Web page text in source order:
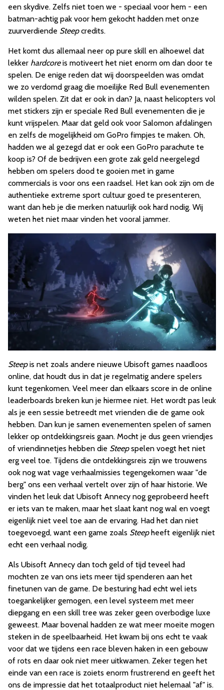
een skydive. Zelfs niet toen we - speciaal voor hem - een
batman-achtig pak voor hem gekocht hadden met onze
zuurverdiende Steepcredits.
Het komt dus allemaal neer op pure skill en alhoewel dat
lekker hardcoreis motiveert het niet enorm om dan door te
spelen. De enige reden dat wij doorspeelden was omdat
we zo verdomd graag die moeilijke Red Bull evenementen
wilden spelen. Zit dat er ook in dan? Ja, naast helicopters vol
met stickers zijn er speciale Red Bull evenementen die je
kunt vrijspelen. Maar dat geld ook voor Salomon afdalingen
en zelfs de mogelijkheid om GoPro fimpjes te maken. Oh,
hadden we al gezegd dat er ook een GoPro parachute te
koop is? Of de bedrijven een grote zak geld neergelegd
hebben om spelers dood te gooien met in game
commercials is voor ons een raadsel. Het kan ook zijn om de
authentieke extreme sport cultuur goed te presenteren,
want dan heb je die merken natuurlijk ook hard nodig. Wij
weten het niet maar vinden het vooral jammer.
Steepis net zoals andere nieuwe Ubisoft games naadloos
online, dat houdt dus in dat je regelmatig andere spelers
kunt tegenkomen. Veel meer dan elkaars score in de online
leaderboards breken kun je hiermee niet. Het wordt pas leuk
als je een sessie betreedt met vrienden die de game ook
hebben. Dan kun je samen evenementen spelen of samen
lekker op ontdekkingsreis gaan. Mocht je dus geen vriendjes
of vriendinnetjes hebben die Steepspelen voegt het niet
erg veel toe. Tijdens die ontdekkingsreis zijn we trouwens
ook nog wat vage verhaalmissies tegengekomen waar "de
berg" ons een verhaal vertelt over zijn of haar historie. We
vinden het leuk dat Ubisoft Annecy nog geprobeerd heeft
er iets van te maken, maar het slaat kant nog wal en voegt
eigenlijk niet veel toe aan de ervaring. Had het dan niet
toegevoegd, want een game zoals Steepheeft eigenlijk niet
echt een verhaal nodig.
Als Ubisoft Annecy dan toch geld of tijd teveel had
mochten ze van ons iets meer tijd spenderen aan het
finetunen van de game. De besturing had echt wel iets
toegankelijker gemogen, een level systeem met meer
diepgang en een skill tree was zeker geen overbodige luxe
geweest. Maar bovenal hadden ze wat meer moeite mogen
steken in de speelbaarheid. Het kwam bij ons echt te vaak
voor dat we tijdens een race bleven haken in een gebouw
of rots en daar ook niet meer uitkwamen. Zeker tegen het
einde van een race is zoiets enorm frustrerend en geeft het
ons de impressie dat het totaalproduct niet helemaal "af" is.